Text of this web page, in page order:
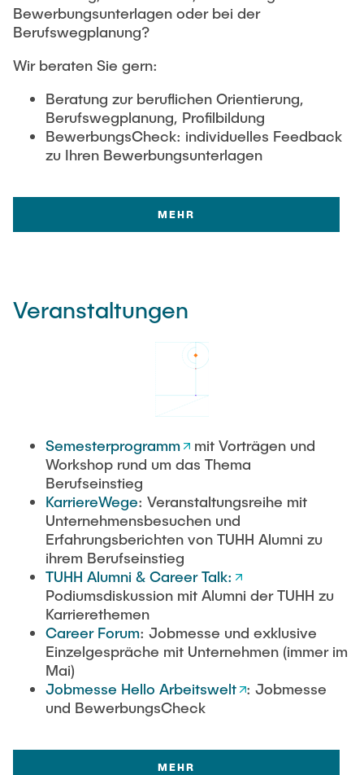
Bewerbungsunterlagen oder bei der
Berufswegplanung?
Wir beraten Sie gern:
Beratung zur beruflichen Orientierung,
Berufswegplanung, Profilbildung
BewerbungsCheck: individuelles Feedback
zu Ihren Bewerbungsunterlagen
MEHR
Veranstaltungen
Semesterprogramm
mit Vorträgen und
Workshop rund um das Thema
Berufseinstieg
KarriereWege: Veranstaltungsreihe mit
Unternehmensbesuchen und
Erfahrungsberichten von TUHH Alumni zu
ihrem Berufseinstieg
TUHH Alumni & Career Talk:
Podiumsdiskussion mit Alumni der TUHH zu
Karrierethemen
Career Forum: Jobmesse und exklusive
Einzelgespräche mit Unternehmen (immer im
Mai)
Jobmesse Hello Arbeitswelt : Jobmesse
und BewerbungsCheck
MEHR